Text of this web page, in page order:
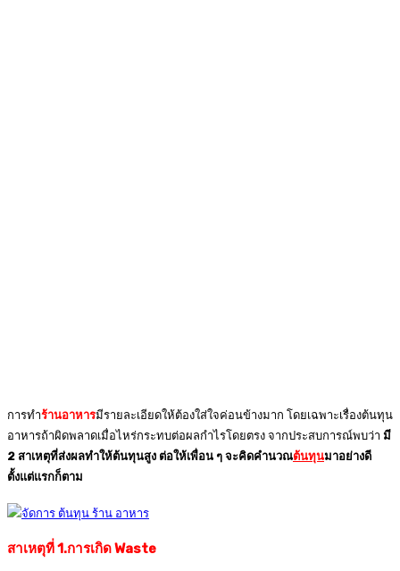
การทำร้านอาหารมีรายละเอียดให้ต้องใส่ใจค่อนข้างมาก โดยเฉพาะเรื่องต้นทุน
อาหารถ้าผิดพลาดเมื่อไหร่กระทบต่อผลกำไรโดยตรง จากประสบการณ์พบว่า มี
2 สาเหตุที่ส่งผลทำให้ต้นทุนสูง ต่อให้เพื่อน ๆ จะคิดคำนวณต้นทุนมาอย่างดี
ตั้งแต่แรกก็ตาม
สาเหตุที่ 1.การเกิด Waste